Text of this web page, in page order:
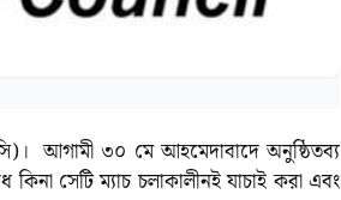
আগামী ৩০ মে আহমেদাবাদে অনুষ্ঠিতব্য
সেটি ম্যাচ চলাকালীনই যাচাই করা এবং